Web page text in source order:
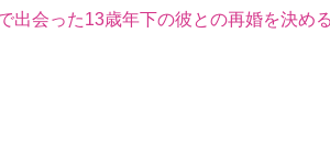
出会った13歳年下の彼との再婚を決